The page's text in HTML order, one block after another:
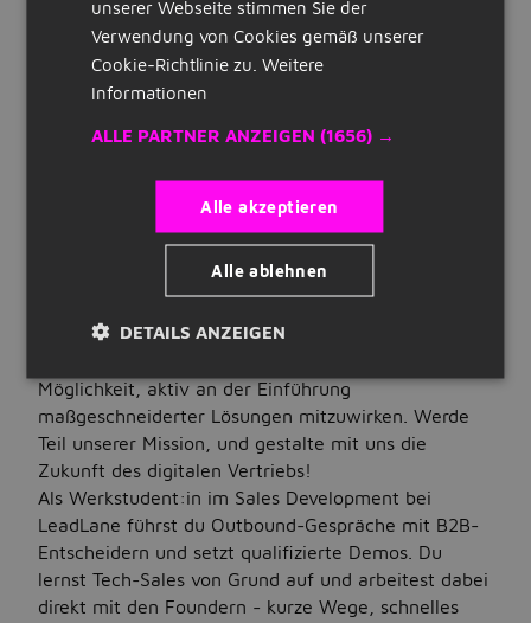
minijob
Art der Stellenanzeige:
Über das Unternehmen
einem zukunftsorientierten Team mitzuwirken?
Wir kombinieren strategische Beratung mit
operativer Unterstützung, um die Maschinenbau-
Vision ist es, Vertriebsprozesse zu optimieren und
Möglichkeit, aktiv an der Einführung
maßgeschneiderter Lösungen mitzuwirken. Werde
Teil unserer Mission, und gestalte mit uns die
Zukunft des digitalen Vertriebs!
Als Werkstudent:in im Sales Development bei
LeadLane führst du Outbound-Gespräche mit B2B-
Entscheidern und setzt qualifizierte Demos. Du
lernst Tech-Sales von Grund auf und arbeitest dabei
direkt mit den Foundern - kurze Wege, schnelles
Quick Links
Unternehmen auf Jobbird
Nach Stellenangeboten suchen
Jobs nach Standort
Jobs nach Berufsfeld
Jobs nach Anstellungsart
Jobs nach Bildungsstand
unserer Webseite stimmen Sie der
Verwendung von Cookies gemäß unserer
Cookie-Richtlinie zu. Weitere
Informationen
ALLE PARTNER ANZEIGEN (1656) →
Alle akzeptieren
Alle ablehnen
DETAILS ANZEIGEN